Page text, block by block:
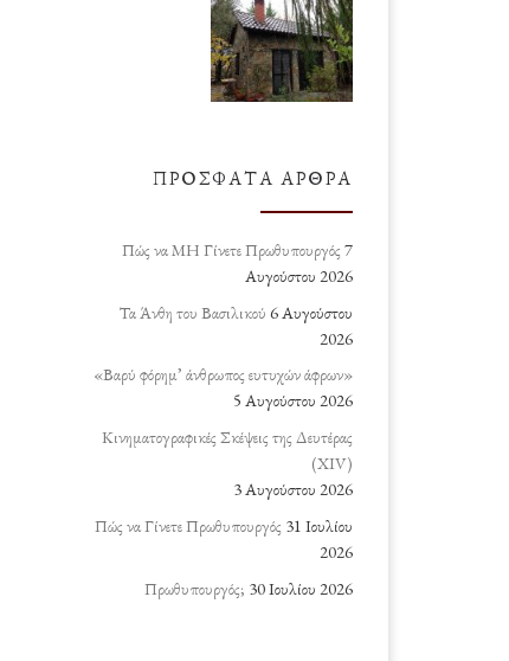
ΠΡΌΣΦΑΤΑ ΆΡΘΡΑ
Πώς να ΜΗ Γίνετε Πρωθυπουργός 7
Αυγούστου 2026
Τα Άνθη του Βασιλικού 6 Αυγούστου
2026
«Βαρύ φόρημ’ άνθρωπος ευτυχών άφρων»
5 Αυγούστου 2026
Κινηματογραφικές Σκέψεις της Δευτέρας
(ΧΙV)
3 Αυγούστου 2026
Πώς να Γίνετε Πρωθυπουργός 31 Ιουλίου
2026
Πρωθυπουργός; 30 Ιουλίου 2026